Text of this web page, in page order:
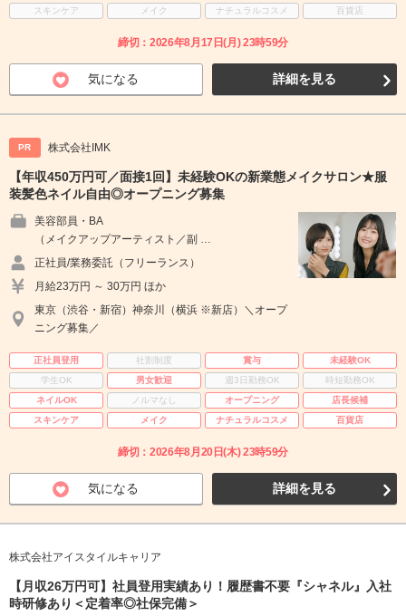
スキンケア
メイク ナチュラルコスメ 百貨店
締切：2026年8月17日(月) 23時59分
気になる 詳細を見る
PR 株式会社IMK
【年収450万円可／面接1回】未経験OKの新業態メイクサロン★服
装髪色ネイル自由◎オープニング募集
美容部員・BA
（メイクアップアーティスト／副 …
正社員/業務委託（フリーランス）
月給23万円 ～ 30万円 ほか
東京（渋谷・新宿）神奈川（横浜 ※新店）＼オープ
ニング募集／
正社員登用 社割制度 賞与
未経験OK
学生OK
男女歓迎 週3日勤務OK
時短勤務OK
ネイルOK
ノルマなし オープニング
店長候補
スキンケア
メイク ナチュラルコスメ 百貨店
締切：2026年8月20日(木) 23時59分
気になる 詳細を見る
株式会社アイスタイルキャリア
【月収26万円可】社員登用実績あり！履歴書不要『シャネル』入社
時研修あり＜定着率◎社保完備＞